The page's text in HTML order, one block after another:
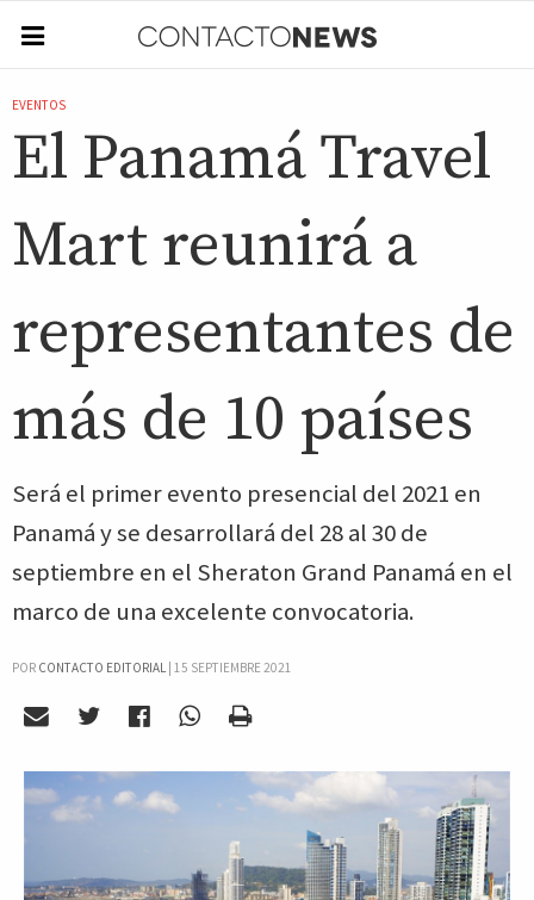
EVENTOS
El Panamá Travel
Mart reunirá a
representantes de
más de 10 países
Será el primer evento presencial del 2021 en
Panamá y se desarrollará del 28 al 30 de
septiembre en el Sheraton Grand Panamá en el
marco de una excelente convocatoria.
POR CONTACTO EDITORIAL| 15 SEPTIEMBRE 2021